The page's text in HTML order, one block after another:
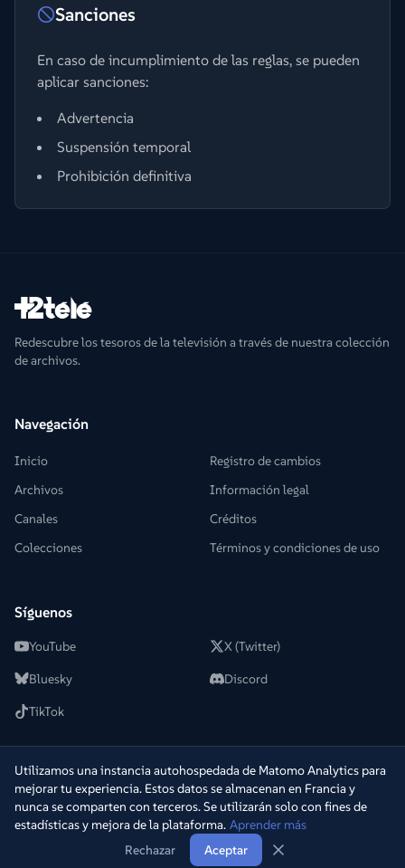
Sanciones
En caso de incumplimiento de las reglas, se pueden
aplicar sanciones:
Advertencia
Suspensión temporal
Prohibición definitiva
Redescubre los tesoros de la televisión a través de nuestra colección
de archivos.
Navegación
Inicio
Archivos
Canales
Colecciones
Registro de cambios
Información legal
Créditos
Términos y condiciones de uso
Síguenos
YouTube
X (Twitter)
Bluesky
Discord
TikTok
© 2022-2026 +2Télé. Todos los derechos reservados. ─
Desarrollado por Warpy
v 1.5.5·ms6cpqxr·29 jul. 2026 17:21
Utilizamos una instancia autohospedada de Matomo Analytics para
mejorar tu experiencia. Estos datos se almacenan en Francia y
nunca se comparten con terceros. Se utilizarán solo con fines de
estadísticas y mejora de la plataforma. Aprender más
Rechazar
Aceptar